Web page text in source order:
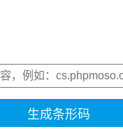
生成条形码